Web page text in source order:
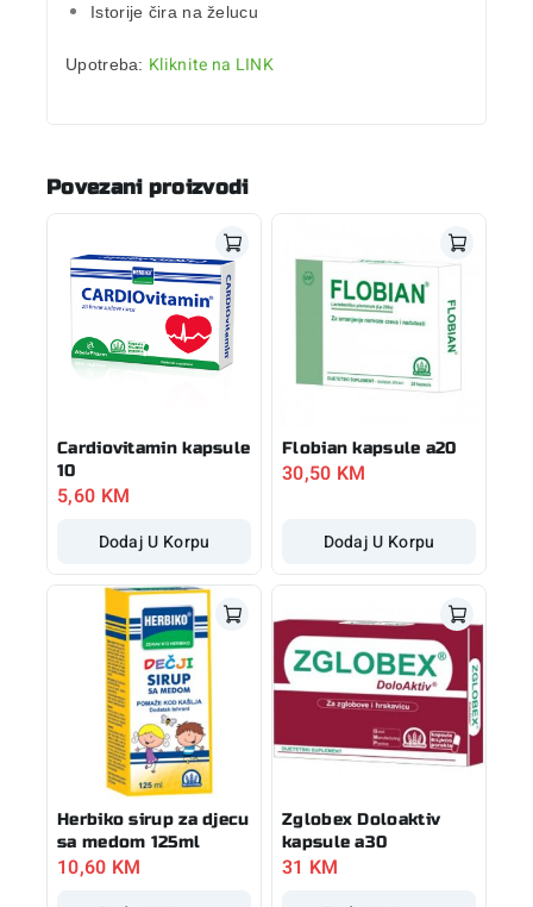
Istorije čira na želucu
Upotreba: Kliknite na LINK
Povezani proizvodi
Cardiovitamin kapsule
10
5,60 KM
Dodaj U Korpu
Flobian kapsule a20
30,50 KM
Dodaj U Korpu
Herbiko sirup za djecu
sa medom 125ml
10,60 KM
Zglobex Doloaktiv
kapsule a30
31 KM